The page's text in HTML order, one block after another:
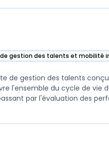
de gestion des talents et mobilité
Talent Management dans cette
de gestion des talents
l'ensemble du cycle de vie
par l'évaluation des